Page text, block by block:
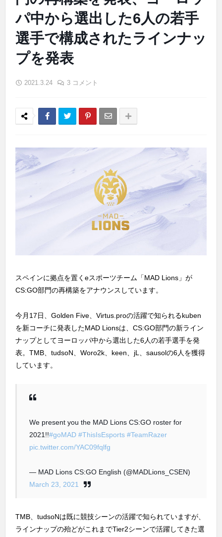
パ中から選出した6人の若手
選手で構成されたラインナッ
プを発表
2021.3.24 3 コメント
スペインに拠点を置くeスポーツチーム「MAD Lions」が
CS:GO部門の再構築をアナウンスしています。
今月17日、Golden Five、Virtus.proの活躍で知られるkuben
を新コーチに発表したMAD Lionsは、CS:GO部門の新ライン
ナップとしてヨーロッパ中から選出した6人の若手選手を発
表。TMB、tudsoN、Woro2k、keen、jL、sausolの6人を獲得
しています。
We present you the MAD Lions CS:GO roster for
2021!!#goMAD #ThisIsEsports #TeamRazer
pic.twitter.com/YAC09fqlfg
— MAD Lions CS:GO English (@MADLions_CSEN)
March 23, 2021
TMB、tudsoNは既に競技シーンの活躍で知られていますが、
ラインナップの殆どがこれまでTier2シーンで活躍してきた選